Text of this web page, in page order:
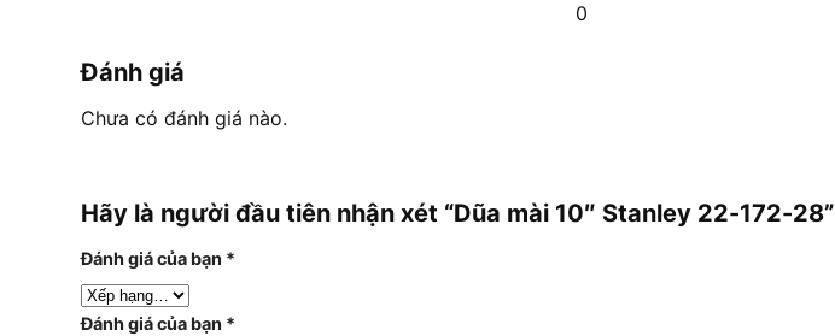
0
Đánh giá
Chưa có đánh giá nào.
Hãy là người đầu tiên nhận xét “Dũa mài 10″ Stanley 22-172-28”
Đánh giá của bạn *
Đánh giá của bạn *